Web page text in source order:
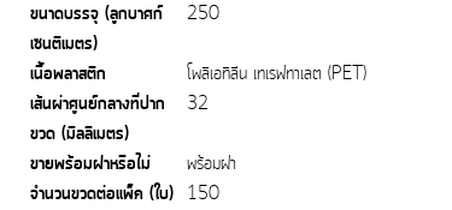
ขนาดบรรจุ (ลูกบาศก์
เซนติเมตร)
250
เนื้อพลาสติก โพลิเอทิลีน เทเรฟทาเลต (PET)
เส้นผ่าศูนย์กลางที่ปาก
ขวด (มิลลิเมตร)
32
ขายพร้อมฝาหรือไม่ พร้อมฝา
จำนวนขวดต่อแพ็ค (ใบ) 150